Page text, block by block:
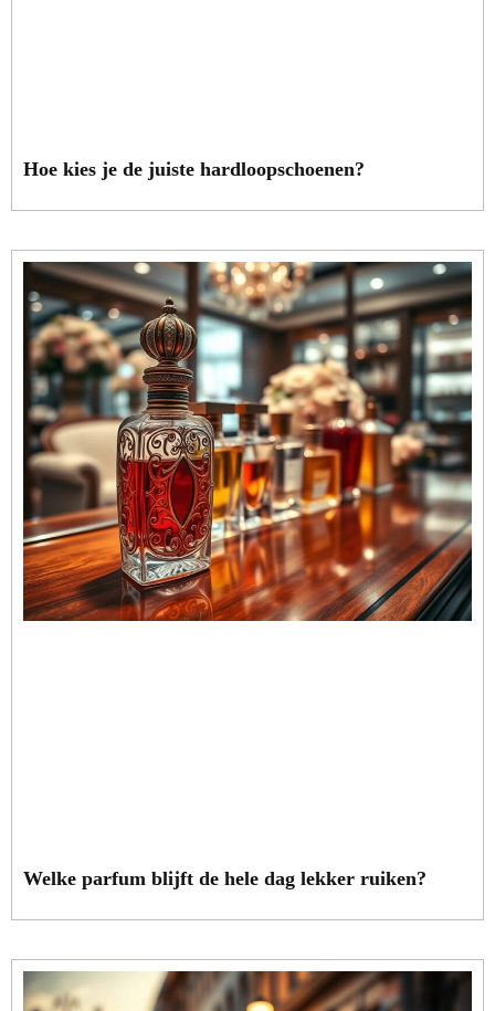
Hoe kies je de juiste hardloopschoenen?
Welke parfum blijft de hele dag lekker ruiken?